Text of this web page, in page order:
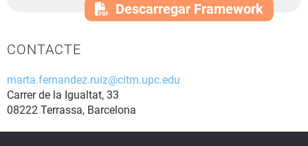
Descarregar Framework
CONTACTE
marta.fernandez.ruiz@citm.upc.edu
Carrer de la Igualtat, 33
08222 Terrassa, Barcelona